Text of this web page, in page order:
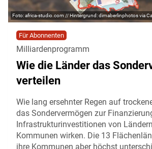
africa-studio.com // Hintergrund: dimaberlinphotos via
Für Abonnenten
Milliardenprogramm
Wie die Länder das
verteilen
Wie lang ersehnter Regen auf
das Sondervermögen zur
Infrastrukturinvestitionen von
Kommunen wirken. Die 13
ihre Kommunen aber höchst